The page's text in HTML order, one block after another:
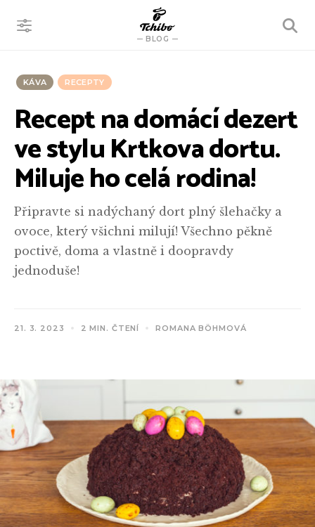
BLOG
VYHLEDÁVÁNÍ
KÁVA RECEPTY
Recept na domácí dezert
ve stylu Krtkova dortu.
Miluje ho celá rodina!
Připravte si nadýchaný dort plný šlehačky a
ovoce, který všichni milují! Všechno pěkně
poctivě, doma a vlastně i doopravdy
jednoduše!
21. 3. 2023 2 MIN. ČTENÍ ROMANA BÖHMOVÁ